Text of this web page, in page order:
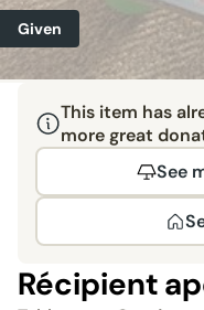
Given
This item has
more great
See
Récipient